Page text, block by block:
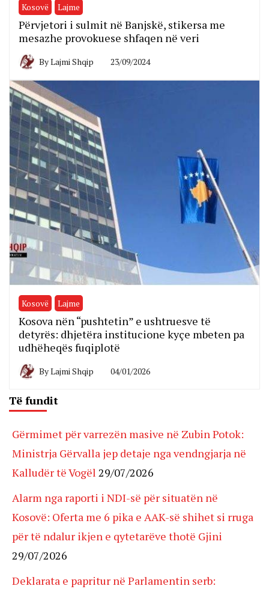
Kosovë Lajme
Përvjetori i sulmit në Banjskë, stikersa me
mesazhe provokuese shfaqen në veri
ByLajmi Shqip 23/09/2024
Kosovë Lajme
Kosova nën “pushtetin” e ushtruesve të
detyrës: dhjetëra institucione kyçe mbeten pa
udhëheqës fuqiplotë
ByLajmi Shqip 04/01/2026
Të fundit
Gërmimet për varrezën masive në Zubin Potok:
Ministrja Gërvalla jep detaje nga vendngjarja në
Kalludër të Vogël 29/07/2026
Alarm nga raporti i NDI-së për situatën në
Kosovë: Oferta me 6 pika e AAK-së shihet si rruga
për të ndalur ikjen e qytetarëve thotë Gjini
29/07/2026
Deklarata e papritur në Parlamentin serb: